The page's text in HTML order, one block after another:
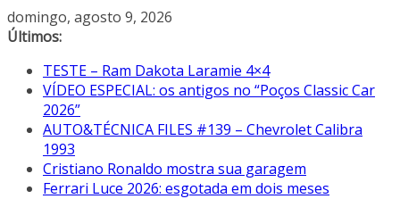
Pular
para
conteúdo
domingo, agosto 9, 2026
Últimos:
TESTE – Ram Dakota Laramie 4×4
VÍDEO ESPECIAL: os antigos no “Poços Classic Car
2026”
AUTO&TÉCNICA FILES #139 – Chevrolet Calibra
1993
Cristiano Ronaldo mostra sua garagem
Ferrari Luce 2026: esgotada em dois meses